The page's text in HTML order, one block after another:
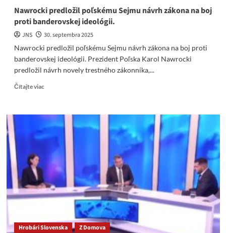
Nawrocki predložil poľskému Sejmu návrh zákona na boj
proti banderovskej ideológii.
JNS
30. septembra 2025
Nawrocki predložil poľskému Sejmu návrh zákona na boj proti
banderovskej ideológii. Prezident Poľska Karol Nawrocki
predložil návrh novely trestného zákonníka,...
Čítajte viacRead
Nawrocki
predložil
poľskému
Sejmu
návrh
zákona
na
boj
proti
banderovskej
Hrobári Slovenska Z Domova